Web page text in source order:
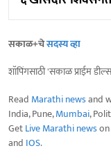
सकाळ+चेसदस्य व्हा
शॉपिंगसाठी 'सकाळ प्राईम
Read Marathi newsand
India, Pune,Mumbai,
GetLive Marathi news
and IOS.